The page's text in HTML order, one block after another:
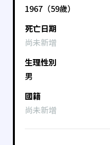
1967（59歲）
死亡日期
尚未新增
生理性別
男
國籍
尚未新增